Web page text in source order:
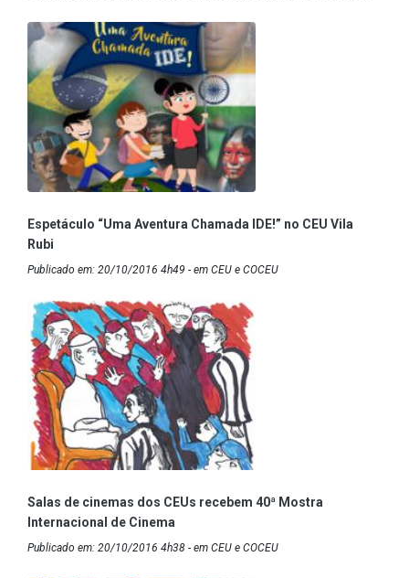
Espetáculo “Uma Aventura Chamada IDE!” no CEU Vila
Rubi
Publicado em: 20/10/2016 4h49 - em CEU e COCEU
Salas de cinemas dos CEUs recebem 40ª Mostra
Internacional de Cinema
Publicado em: 20/10/2016 4h38 - em CEU e COCEU